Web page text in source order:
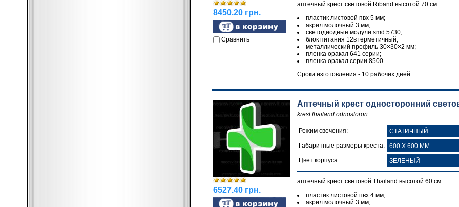
8450.20 грн.
Сравнить
аптечный крест световой Riband высотой 70 см
пластик листовой пвх 5 мм;
акрил молочный 3 мм;
светодиодные модули smd 5730;
блок питания 12в герметичный;
металлический профиль 30×30×2 мм;
пленка оракал 641 серии;
пленка оракал серии 8500
Сроки изготовления - 10 рабочих дней
6527.40 грн.
Аптечный крест односторонний
krest thailand odnostoron
Режим свечения:
Габаритные размеры креста:
Цвет корпуса:
аптечный крест световой Thailand высотой 60 см
пластик листовой пвх 4 мм;
акрил молочный 3 мм;